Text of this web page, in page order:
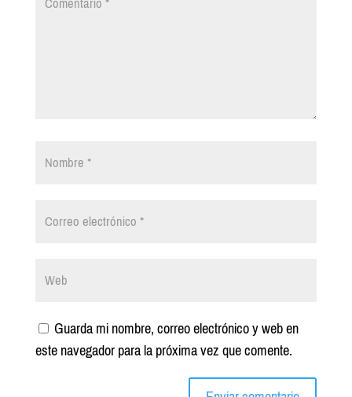
Guarda mi nombre, correo electrónico y web en
este navegador para la próxima vez que comente.